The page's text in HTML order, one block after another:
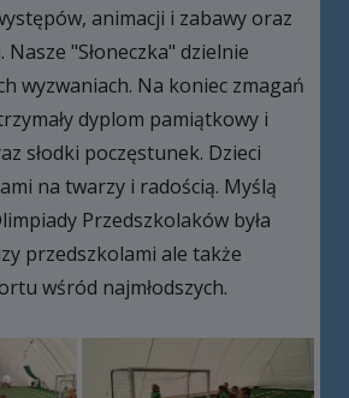
animacji i zabawy oraz
"Słoneczka" dzielnie
wyzwaniach. Na koniec zmagań
dyplom pamiątkowy i
słodki poczęstunek. Dzieci
na twarzy i radością. Myślą
Przedszkolaków była
przedszkolami ale także
wśród najmłodszych.